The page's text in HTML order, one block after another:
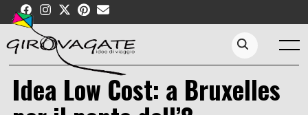
Skip
content
Menu
Search...
Idea Low Cost: a Bruxelles